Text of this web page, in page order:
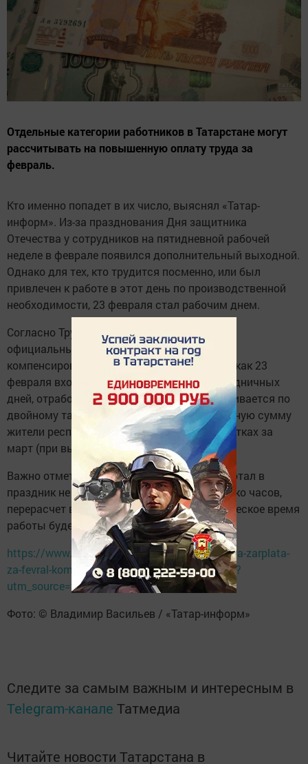
Отдельные категории работников в Татарстане могут
рассчитывать на повышенную оплату труда за
февраль.
Кто именно попадет в их число, выяснял «Татар-
информ». Из-за празднования Дня защитника
Отечества у сотрудников на пятидневной рабочей
неделе в феврале появился дополнительный выходной.
Однако для тех, кто трудится посменно, или был
привлечен к работе в этот день по производственной
необходимости, 23 февраля стал рабочим днем.
Согласно Трудовому кодексу РФ, работа в
официальный праздничный день должна
компенсироваться в двойном размере. Так как 23
февраля входит в перечень нерабочих праздничных
дней, отработанное в эту дату время оплачивается по
двойному тарифу. Это значит, что увеличенную сумму
жители республики увидят в расчетных листках за
март (при выплате зарплаты за февраль).
Важно отметить, что если сотрудник отработал в
праздник не полный день, а только несколько часов,
перерасчет все равно будет сделан: фактическое время
работы будет оплачено вдвойне.
https://www.tatar-inform.ru/news/povysennaya-zarplata-
za-fevral-komu-nacislyat-v-tatarstane-6019257?
utm_source=top
Фото: © Владимир Васильев / «Татар-информ»
Следите за самым важным и интересным в
Telegram-канале Татмедиа
Читайте новости Татарстана в